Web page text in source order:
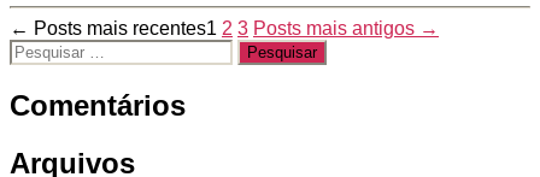
Paginação
de
posts
← Posts mais recentes1 2 3 Posts mais antigos →
Pesquisar
por:
Comentários
Arquivos